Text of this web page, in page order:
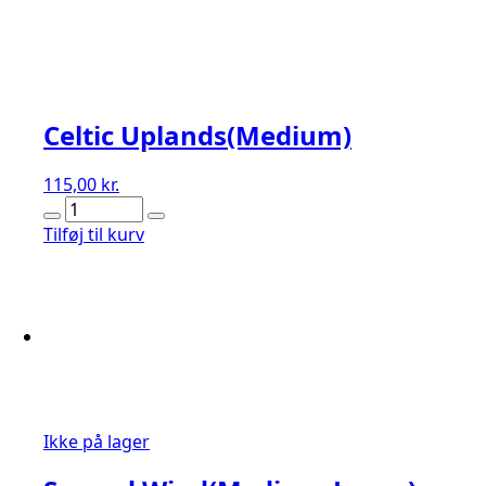
Celtic Uplands(Medium)
115,00 kr.
Celtic
Uplands(Medium)
Tilføj til kurv
Ikke på lager